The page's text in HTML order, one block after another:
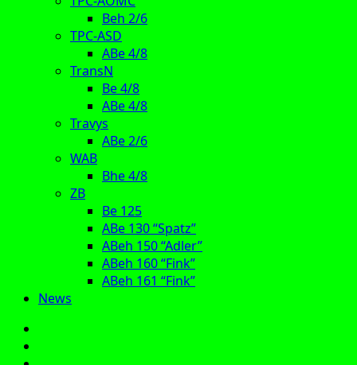
Beh 2/6
TPC-ASD
ABe 4/8
TransN
Be 4/8
ABe 4/8
Travys
ABe 2/6
WAB
Bhe 4/8
ZB
Be 125
ABe 130 “Spatz”
ABeh 150 “Adler”
ABeh 160 “Fink”
ABeh 161 “Fink”
News